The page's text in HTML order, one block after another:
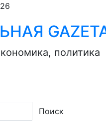
политика
Поиск